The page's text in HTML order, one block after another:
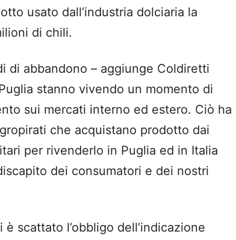
usato dall’industria dolciaria la
di chili.
di abbandono – aggiunge Coldiretti
stanno vivendo un momento di
sui mercati interno ed estero. Ciò ha
che acquistano prodotto dai
per rivenderlo in Puglia ed in Italia
dei consumatori e dei nostri
scattato l’obbligo dell’indicazione